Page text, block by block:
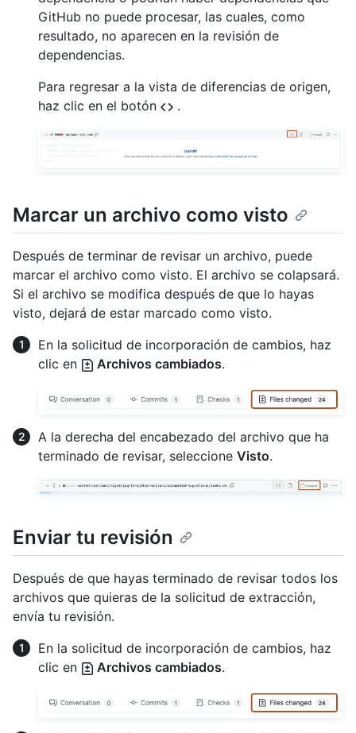
GitHub no puede procesar, las cuales, como
resultado, no aparecen en la revisión de
dependencias.
Para regresar a la vista de diferencias de origen,
haz clic en el botón
.
Marcar un archivo como visto
Después de terminar de revisar un archivo, puede
marcar el archivo como visto. El archivo se colapsará.
Si el archivo se modifica después de que lo hayas
visto, dejará de estar marcado como visto.
En la solicitud de incorporación de cambios, haz
clic en
Archivos cambiados.
A la derecha del encabezado del archivo que ha
terminado de revisar, seleccione Visto.
Enviar tu revisión
Después de que hayas terminado de revisar todos los
archivos que quieras de la solicitud de extracción,
envía tu revisión.
En la solicitud de incorporación de cambios, haz
clic en
Archivos cambiados.